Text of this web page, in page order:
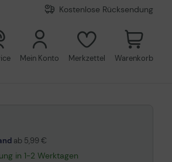
Kostenlose Rücksendung
Mein Konto Merkzettel Warenkorb
ab 5,99 €
in 1-2 Werktagen